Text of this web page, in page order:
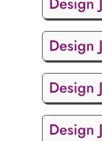
Design
Design
Design